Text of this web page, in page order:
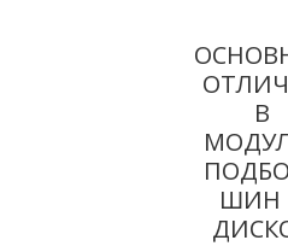
В
ШИН